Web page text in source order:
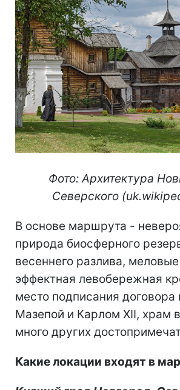
Фото: Архитектура
Северского
В основе маршрута -
природа биосферного
весеннего разлива,
эффектная левобережная
место подписания
Мазепой и Карлом XII, храм
много других
Какие локации входят в